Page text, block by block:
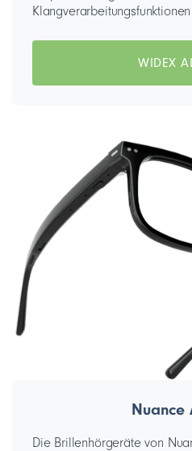
WIDEX
Nuance
Die Brillenhörgeräte von